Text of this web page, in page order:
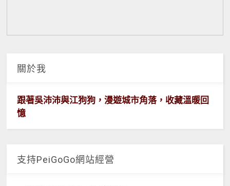
關於我
跟著吳沛沛與江狗狗，漫遊城市角落，收藏溫暖回
憶
支持PeiGoGo網站經營